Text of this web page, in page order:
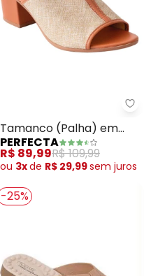
- Tamanco Modare
Tamanco (Palha) em
Tecido
PERFECTA
R$ 89,99R$ 109,99
ou 3xde R$ 29,99sem juros
-25%